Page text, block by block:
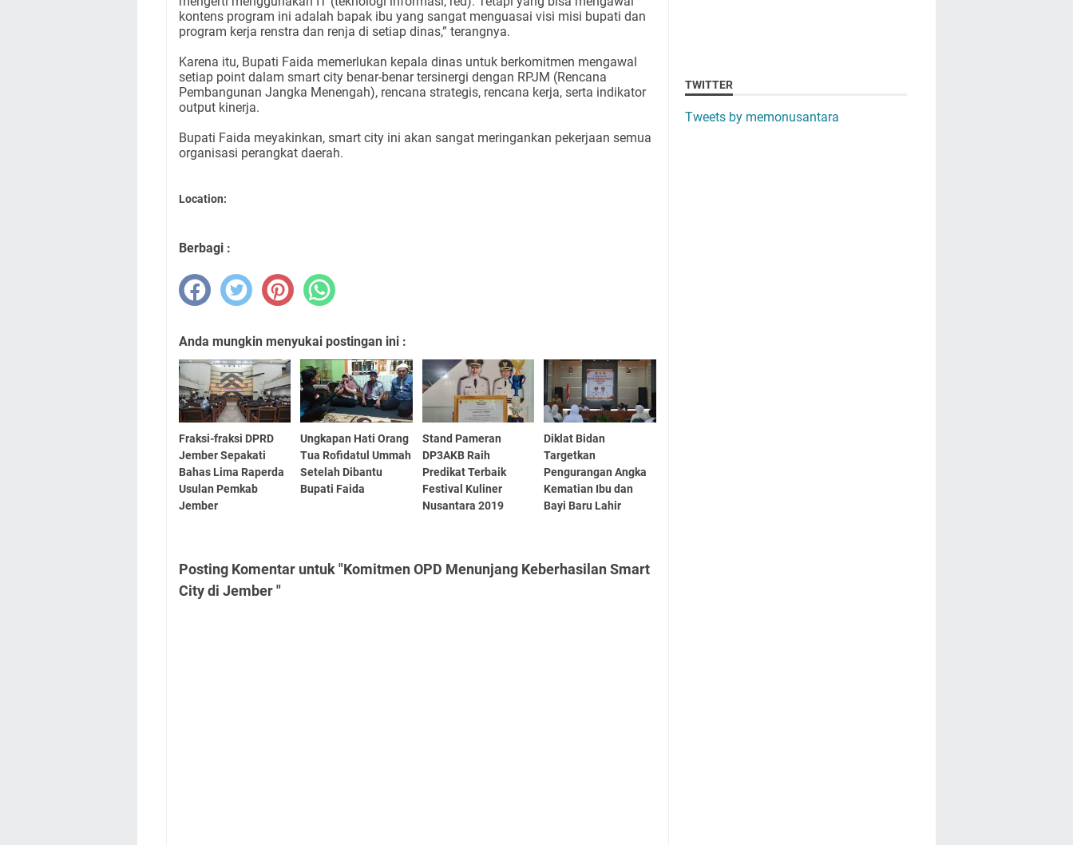
kontens program ini adalah bapak ibu yang sangat menguasai visi misi bupati dan
program kerja renstra dan renja di setiap dinas,” terangnya.
Karena itu, Bupati Faida memerlukan kepala dinas untuk berkomitmen mengawal
setiap point dalam smart city benar-benar tersinergi dengan RPJM (Rencana
Pembangunan Jangka Menengah), rencana strategis, rencana kerja, serta indikator
output kinerja.
Bupati Faida meyakinkan, smart city ini akan sangat meringankan pekerjaan semua
organisasi perangkat daerah.
Location:
Berbagi :
Anda mungkin menyukai postingan ini :
Fraksi-fraksi DPRD
Jember Sepakati
Bahas Lima Raperda
Usulan Pemkab
Jember
Ungkapan Hati Orang
Tua Rofidatul Ummah
Setelah Dibantu
Bupati Faida
Stand Pameran
DP3AKB Raih
Predikat Terbaik
Festival Kuliner
Nusantara 2019
Diklat Bidan
Targetkan
Pengurangan Angka
Kematian Ibu dan
Bayi Baru Lahir
Posting Komentar untuk "Komitmen OPD Menunjang Keberhasilan Smart
City di Jember "
TWITTER
Tweets by memonusantara